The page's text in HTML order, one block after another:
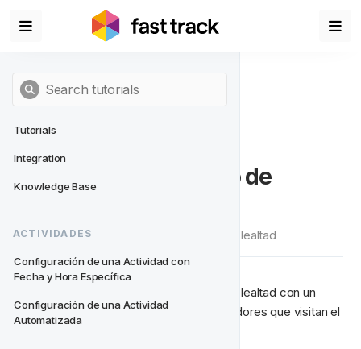
Tutorials
Integration
Knowledge Base
ACTIVIDADES
Configuración de una Actividad con
Fecha y Hora Específica
Configuración de una Actividad
Automatizada
Una Semana de Inicio de
Sesión Consecutivo
Muestra a tus jugadores que aprecias su lealtad
Muestra a tus jugadores que aprecias su lealtad con un
ciclo de vida que recompensa a los jugadores que visitan el